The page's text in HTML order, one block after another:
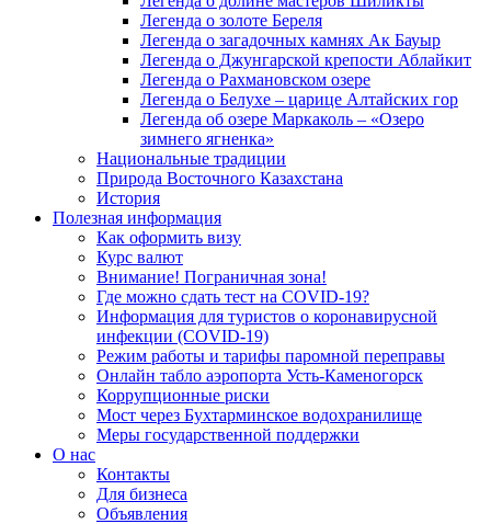
Легенда о золоте Береля
Легенда о загадочных камнях Ак Бауыр
Легенда о Джунгарской крепости Аблайкит
Легенда о Рахмановском озере
Легенда о Белухе – царице Алтайских гор
Легенда об озере Маркаколь – «Озеро
зимнего ягненка»
Национальные традиции
Природа Восточного Казахстана
История
Полезная информация
Как оформить визу
Курс валют
Внимание! Пограничная зона!
Где можно сдать тест на COVID-19?
Информация для туристов о коронавирусной
инфекции (COVID-19)
Режим работы и тарифы паромной переправы
Онлайн табло аэропорта Усть-Каменогорск
Коррупционные риски
Мост через Бухтарминское водохранилище
Меры государственной поддержки
О нас
Контакты
Для бизнеса
Объявления